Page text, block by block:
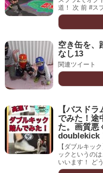
道！ 次 前 #ス
空き缶を
なし13
関連ツイート
【バスド
でみた！途
た。画質悪
doublekick
【ダブルキッ
ックというの
いいます！ ど